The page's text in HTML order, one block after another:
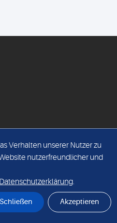
Verhalten unserer Nutzer zu
nutzerfreundlicher und
Datenschutzerklärung.
Schließen Akzeptieren